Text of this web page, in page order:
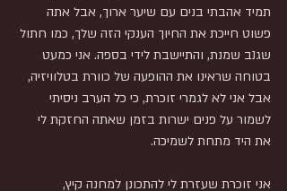
תמיד אהבתי בנים עם שיער ארוך, אבל אתה
פשוט חייכת את החיוך הענקי הזה שלך, כמו חתול
שגנב שמנת, והתיישבת לידי בספה. אני כמעט
בטוחה שראינו את ההופעה של כוורת בטלוויזיה,
אבל אני לא לגמרי זוכרת, כי כל הערב ניסיתי
לשמור על פנים ישרות בזמן שאתה החזקת לי
את היד מתחת לשמיכה.
אני זוכרת שעזרת לי להתכונן למחנה קיץ,